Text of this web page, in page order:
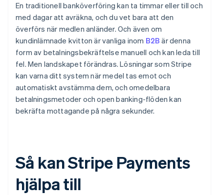
En traditionell banköverföring kan ta timmar eller till och
med dagar att avräkna, och du vet bara att den
överförs när medlen anländer. Och även om
kundinlämnade kvitton är vanliga inom B2B är denna
form av betalningsbekräftelse manuell och kan leda till
fel. Men landskapet förändras. Lösningar som Stripe
kan varna ditt system när medel tas emot och
automatiskt avstämma dem, och omedelbara
betalningsmetoder och open banking-flöden kan
bekräfta mottagande på några sekunder.
Så kan Stripe Payments
hjälpa till